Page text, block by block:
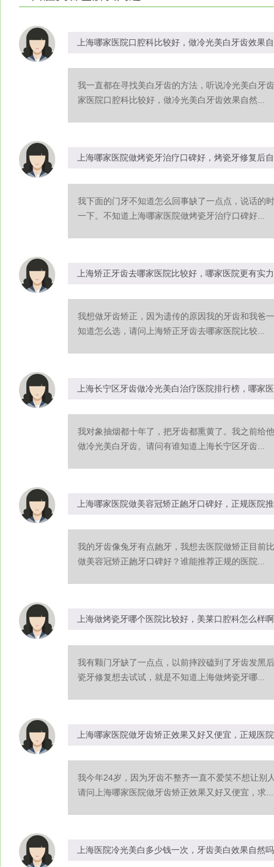
上海哪家医院口腔科比较好，做冷光美白牙齿效果
我一直都在寻找美白牙齿的方法，听说冷光美白牙
家医院口腔科比较好，做冷光美白牙齿效果自然...
上海哪家医院做烤瓷牙治疗口碑好，烤瓷牙修复后
我下面的门牙不知道怎么回事缺了一点点，说话的
一下。不知道上海哪家医院做烤瓷牙治疗口碑好...
上海矫正牙齿去哪家医院比较好，哪家医院更有实力
我想做牙齿矫正，因为遗传的原因我的牙齿和我爸
知道怎么选，请问上海矫正牙齿去哪家医院比较...
上海长宁区牙齿做冷光美白治疗医院排行榜，哪家
我对象抽烟都十年了，把牙齿都熏黄了。我之前给
做冷光美白牙齿。请问有谁知道上海长宁区牙齿...
上海哪家医院做美容冠矫正龅牙口碑好，正规医院
我的牙齿像兔牙有点龅牙，我想去医院做矫正目前
做美容冠矫正龅牙口碑好？谁能推荐正规的医院...
上海做烤瓷牙哪个医院比较好，美莱口腔科怎么样啊
我有颗门牙缺了一点点，以前摔跤磕到了牙齿发黑
瓷牙修复想去试试，就是不知道上海做烤瓷牙哪...
上海哪家医院做牙齿矫正效果又好又便宜，正规医
我今年24岁，因为牙齿不整齐一直不爱笑不想让别
请问上海哪家医院做牙齿矫正效果又好又便宜，求...
上海医院冷光美白多少钱一次，牙齿美白效果自然吗